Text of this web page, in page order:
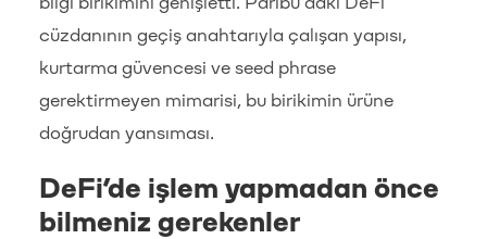
cüzdanının geçiş anahtarıyla çalışan yapısı,
kurtarma güvencesi ve seed phrase
gerektirmeyen mimarisi, bu birikimin ürüne
doğrudan yansıması.
DeFi’de işlem yapmadan önce
bilmeniz gerekenler